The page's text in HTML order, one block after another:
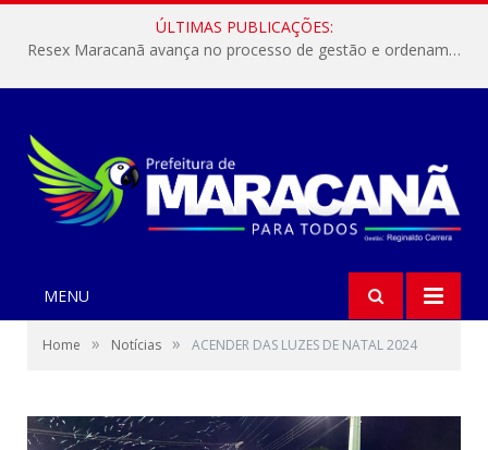
ÚLTIMAS PUBLICAÇÕES:
Resex Maracanã avança no processo de gestão e ordenamento do turismo em nossas áreas protegidas.
MENU
Home » Notícias » ACENDER DAS LUZES DE NATAL 2024